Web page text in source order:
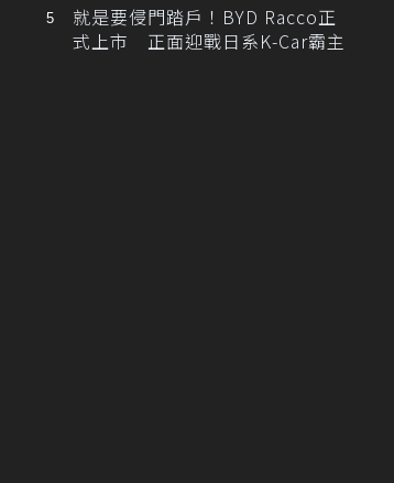
就是要侵門踏戶！BYD Racco正
式上市 正面迎戰日系K-Car霸主